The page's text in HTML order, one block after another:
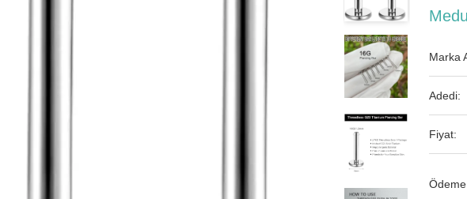
Marka
Adedi:
Fiyat: